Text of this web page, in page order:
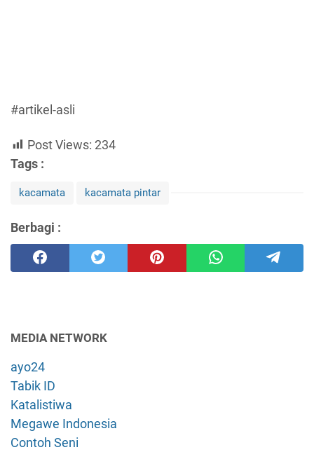
#artikel-asli
Post Views: 234
Tags :
kacamata kacamata pintar
Berbagi :
MEDIA NETWORK
ayo24
Tabik ID
Katalistiwa
Megawe Indonesia
Contoh Seni